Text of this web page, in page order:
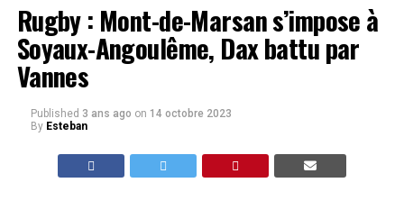
Rugby : Mont-de-Marsan s’impose à
Soyaux-Angoulême, Dax battu par
Vannes
Published 3 ans ago on 14 octobre 2023
By Esteban